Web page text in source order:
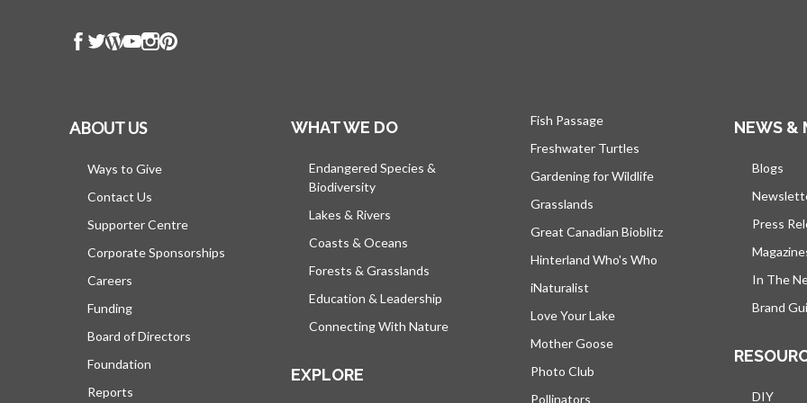
ABOUT US
Ways to Give
Contact Us
Supporter Centre
Corporate Sponsorships
Careers
Funding
Board of Directors
Foundation
Reports
WHAT WE DO
Endangered Species &
Biodiversity
Lakes & Rivers
Coasts & Oceans
Forests & Grasslands
Education & Leadership
Connecting With Nature
EXPLORE
Fish Passage
Freshwater Turtles
Gardening for Wildlife
Grasslands
Great Canadian Bioblitz
Hinterland Who's Who
iNaturalist
Love Your Lake
Mother Goose
Photo Club
Pollinators
NEWS &
Blogs
Press
In The
Brand
DIY